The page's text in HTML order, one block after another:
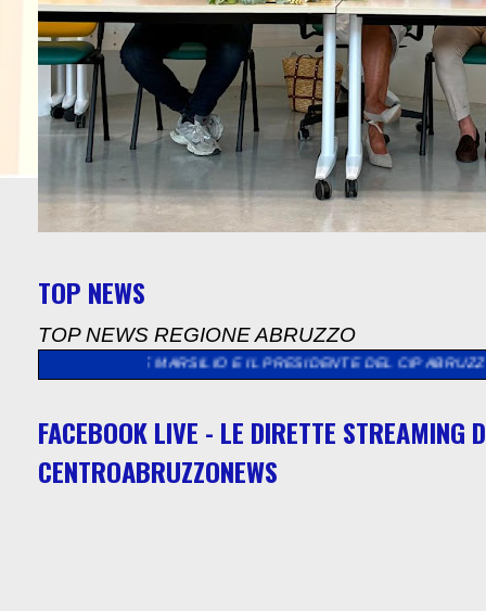
TOP NEWS
TOP NEWS REGIONE ABRUZZO
MARSILIO E IL PRESIDENTE DEL CIP ABRUZZO SCIULLI >>
FACEBOOK LIVE - LE DIRETTE STREAMING
CENTROABRUZZONEWS